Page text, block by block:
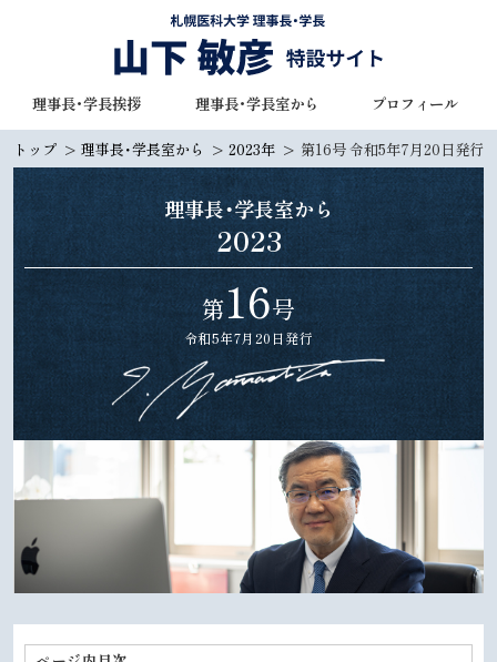
ニ
ュ
札幌医科大学 理事長・学長
山下 敏彦 特設サイト
理事長・学長挨拶 理事長・学長室から プロフィール
トップ 理事長・学長室から 2023年 第16号 令和5年7月20日発行
理事長・学長室から
2023
第16号
令和5年7月20日発行